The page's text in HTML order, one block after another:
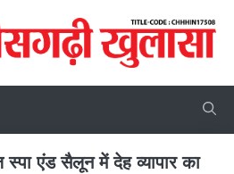
एंड सैलून में देह व्यापार का